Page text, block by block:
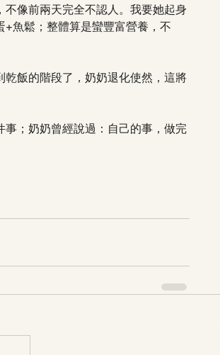
像前兩天完全不認人。我要她起身
魚鬆；整體算是蠻豐富營養，不
飯的階段了，奶奶退化使然，這將
；奶奶曾經說過：自己的事，做完